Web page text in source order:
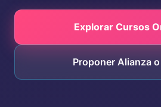
Explorar Cursos
Proponer Alianza